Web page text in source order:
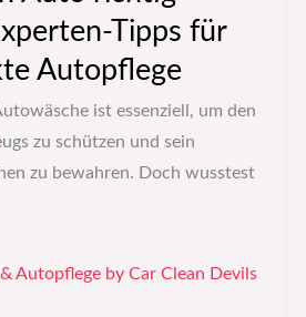
Tipps für
Autopflege
ist essenziell, um den
zu schützen und sein
zu bewahren. Doch wusstest
Autopflege by Car Clean Devils